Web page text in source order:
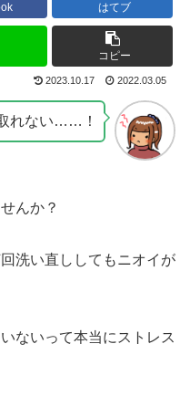
はてブ
コピー
2023.10.17 2022.03.05
れない……！
んか？
洗い直ししてもニオイが
ないって本当にストレス